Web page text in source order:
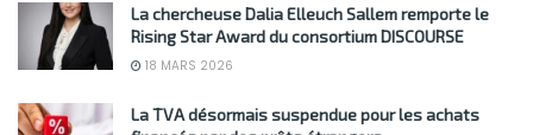
La chercheuse Dalia Elleuch Sallem remporte le
Rising Star Award du consortium DISCOURSE
18 MARS 2026
La TVA désormais suspendue pour les achats